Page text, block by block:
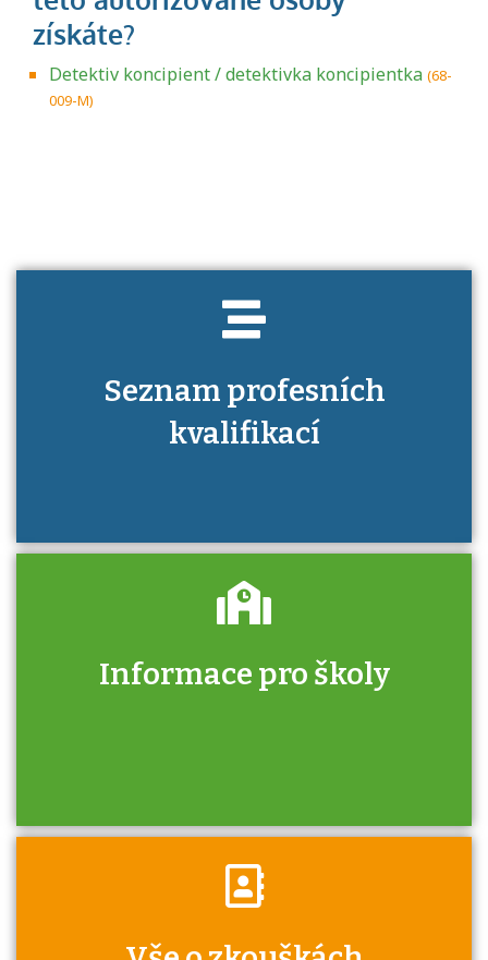
Detektiv koncipient / detektivka koncipientka (68-
009-M)
Seznam profesních
kvalifikací
Projděte si seznam profesních kvalifikací.
Informace pro školy
Zjistěte, jak se přihlásit ke zkoušce a kde